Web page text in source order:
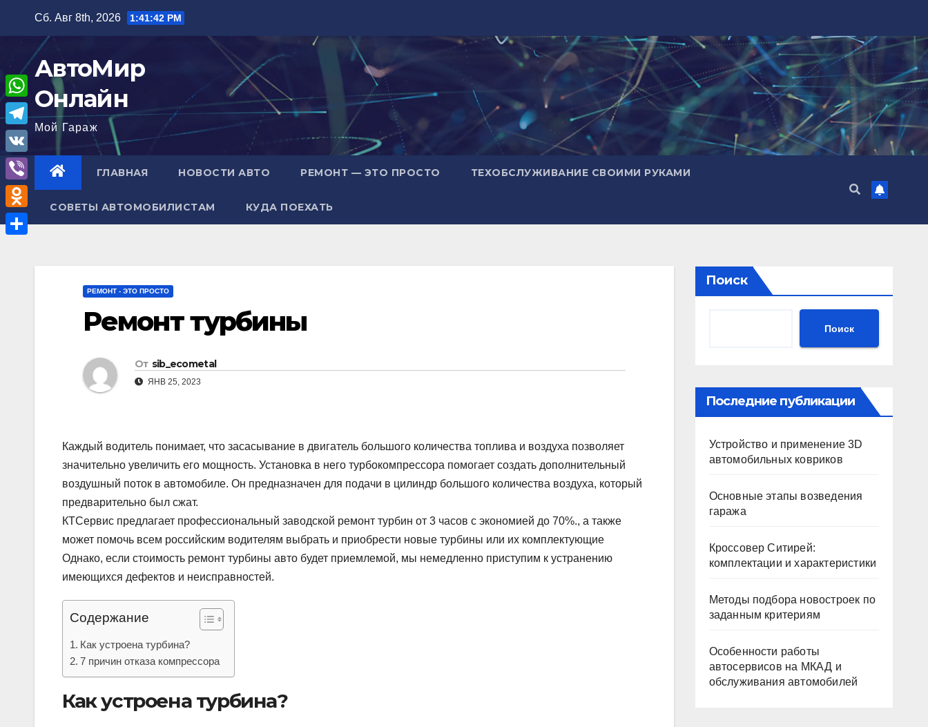
содержимому
Сб. Авг 8th, 2026 1:41:43 PM
АвтоМир
Онлайн
Мой Гараж
ГЛАВНАЯ НОВОСТИ АВТО РЕМОНТ — ЭТО ПРОСТО ТЕХОБСЛУЖИВАНИЕ СВОИМИ РУКАМИ
СОВЕТЫ АВТОМОБИЛИСТАМ КУДА ПОЕХАТЬ
РЕМОНТ - ЭТО ПРОСТО
Ремонт турбины
От sib_ecometal
ЯНВ 25, 2023
Каждый водитель понимает, что засасывание в двигатель большого количества топлива и воздуха позволяет
значительно увеличить его мощность. Установка в него турбокомпрессора помогает создать дополнительный
воздушный поток в автомобиле. Он предназначен для подачи в цилиндр большого количества воздуха, который
предварительно был сжат.
КТСервис предлагает профессиональный заводской ремонт турбин от 3 часов с экономией до 70%., а также
может помочь всем российским водителям выбрать и приобрести новые турбины или их комплектующие
Однако, если стоимость ремонт турбины авто будет приемлемой, мы немедленно приступим к устранению
имеющихся дефектов и неисправностей.
Содержание
Как устроена турбина?
7 причин отказа компрессора
Как устроена турбина?
Поиск
Поиск
Последние публикации
Устройство и применение 3D
автомобильных ковриков
Основные этапы возведения
гаража
Кроссовер Ситирей:
комплектации и характеристики
Методы подбора новостроек по
заданным критериям
Особенности работы
автосервисов на МКАД и
обслуживания автомобилей
W
h
a
A
T
e
l
e
g
V
K
V
i
b
O